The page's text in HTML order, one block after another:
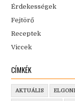
Érdekességek
Fejtörő
Receptek
Viccek
CÍMKÉK
AKTUÁLIS